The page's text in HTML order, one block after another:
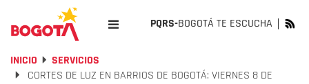
PQRS-BOGOTÁ TE ESCUCHA
INICIO
SERVICIOS
CORTES DE LUZ EN BARRIOS DE BOGOTÁ: VIERNES 8 DE